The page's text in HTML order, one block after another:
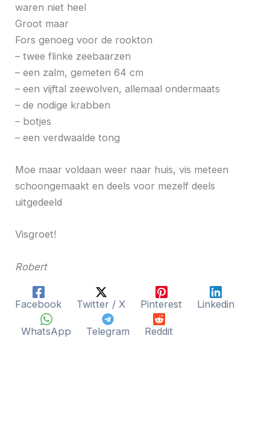
waren niet heel
Groot maar
Fors genoeg voor de rookton
– twee flinke zeebaarzen
– een zalm, gemeten 64 cm
– een vijftal zeewolven, allemaal ondermaats
– de nodige krabben
– botjes
– een verdwaalde tong
Moe maar voldaan weer naar huis, vis meteen
schoongemaakt en deels voor mezelf deels
uitgedeeld
Visgroet!
Robert
Facebook Twitter / X Pinterest Linkedin
WhatsApp Telegram Reddit